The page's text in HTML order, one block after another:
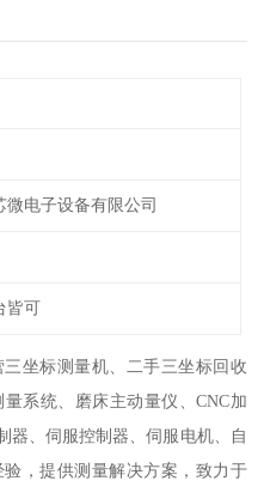
微电子设备有限公司
皆可
坐标测量机、二手三坐标回收
系统、磨床主动量仪、CNC加
器、伺服控制器、伺服电机、自
，提供测量解决方案，致力于